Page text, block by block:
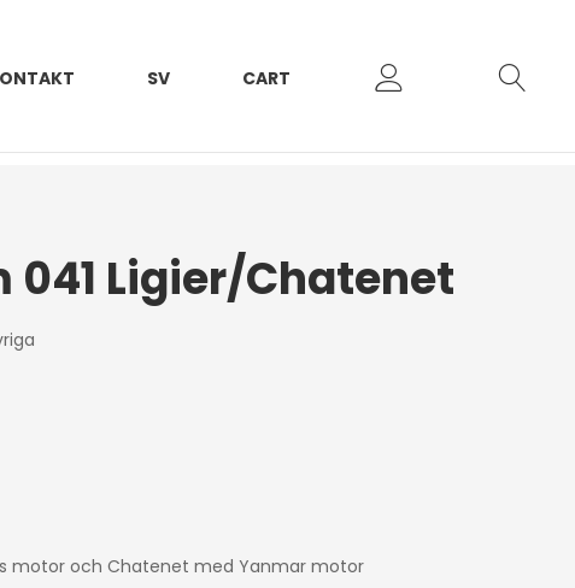
SV CART
Ligier/Chatenet
motor och Chatenet med Yanmar motor